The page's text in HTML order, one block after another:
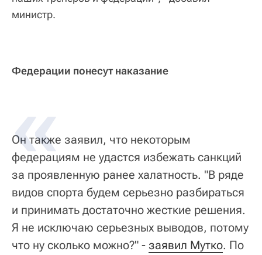
министр.
Федерации понесут наказание
Он также заявил, что некоторым
федерациям не удастся избежать санкций
за проявленную ранее халатность. "В ряде
видов спорта будем серьезно разбираться
и принимать достаточно жесткие решения.
Я не исключаю серьезных выводов, потому
что ну сколько можно?" - заявил Мутко. По